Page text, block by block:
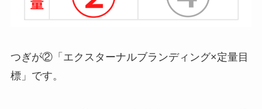
つぎが②「エクスターナルブランディング×定量目
標」です。